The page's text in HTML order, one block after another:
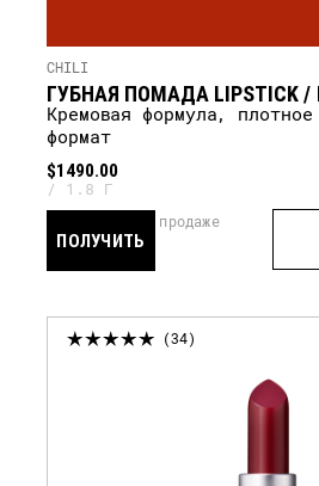
CHILI
ГУБНАЯ ПОМАДА LIPSTICK /
кремовая формула, плотное покрытие, мини-
формат
$1490.00
1.8 Г
ПОЛУЧИТЬ
скоро в продаже
34